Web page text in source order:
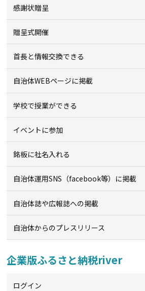
感謝状贈呈
贈呈式開催
首長と情報交換できる
自治体WEBページに掲載
学校で授業ができる
イベントに参加
銘板に社名入れる
自治体運用SNS（facebook等）に掲載
自治体誌や広報誌への掲載
自治体からのプレスリリース
企業版ふるさと納税river
ログイン